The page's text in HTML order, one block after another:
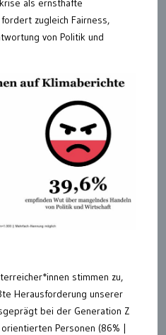
als ernsthafte
zugleich Fairness,
von Politik und
stimmen zu,
Herausforderung unserer
bei der Generation Z
Personen (86% |